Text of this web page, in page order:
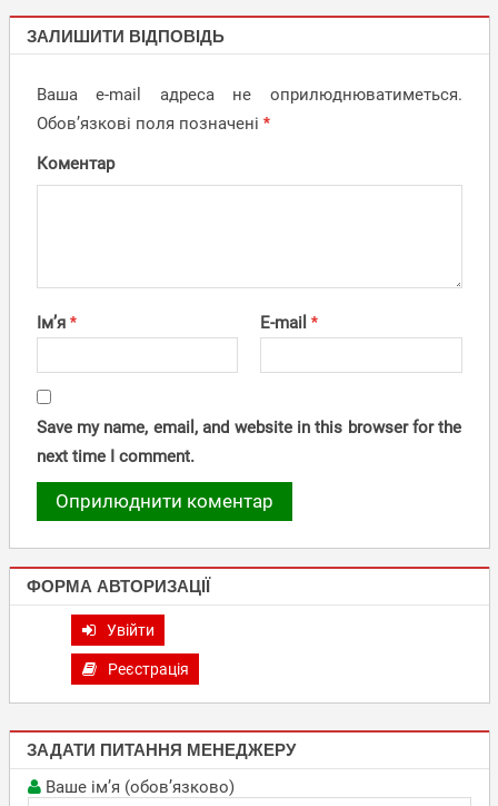
НОВИНИ,
АКЦІЇ
ЗАЛИШИТИ ВІДПОВІДЬ
Ваша e-mail адреса не оприлюднюватиметься.
Обов’язкові поля позначені *
Коментар
Ім’я * E-mail *
Save my name, email, and website in this browser for the
next time I comment.
ФОРМА АВТОРИЗАЦІЇ
Увійти
Реєстрація
ЗАДАТИ ПИТАННЯ МЕНЕДЖЕРУ
Ваше ім’я (обов’язково)